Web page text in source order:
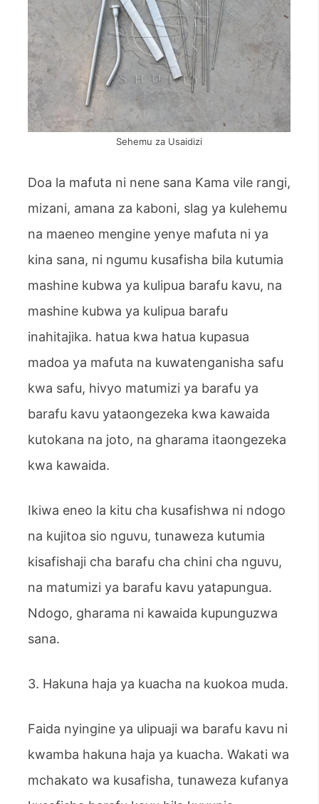
Sehemu za Usaidizi
Doa la mafuta ni nene sana Kama vile rangi,
mizani, amana za kaboni, slag ya kulehemu
na maeneo mengine yenye mafuta ni ya
kina sana, ni ngumu kusafisha bila kutumia
mashine kubwa ya kulipua barafu kavu, na
mashine kubwa ya kulipua barafu
inahitajika. hatua kwa hatua kupasua
madoa ya mafuta na kuwatenganisha safu
kwa safu, hivyo matumizi ya barafu ya
barafu kavu yataongezeka kwa kawaida
kutokana na joto, na gharama itaongezeka
kwa kawaida.
Ikiwa eneo la kitu cha kusafishwa ni ndogo
na kujitoa sio nguvu, tunaweza kutumia
kisafishaji cha barafu cha chini cha nguvu,
na matumizi ya barafu kavu yatapungua.
Ndogo, gharama ni kawaida kupunguzwa
sana.
3. Hakuna haja ya kuacha na kuokoa muda.
Faida nyingine ya ulipuaji wa barafu kavu ni
kwamba hakuna haja ya kuacha. Wakati wa
mchakato wa kusafisha, tunaweza kufanya